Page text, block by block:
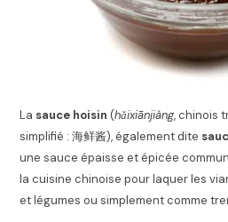
La sauce hoisin (hǎixiānjiàng, chinois
simplifié : 海鲜酱), également dite
une sauce épaisse et épicée
la cuisine chinoise pour laquer les
et légumes ou simplement comme